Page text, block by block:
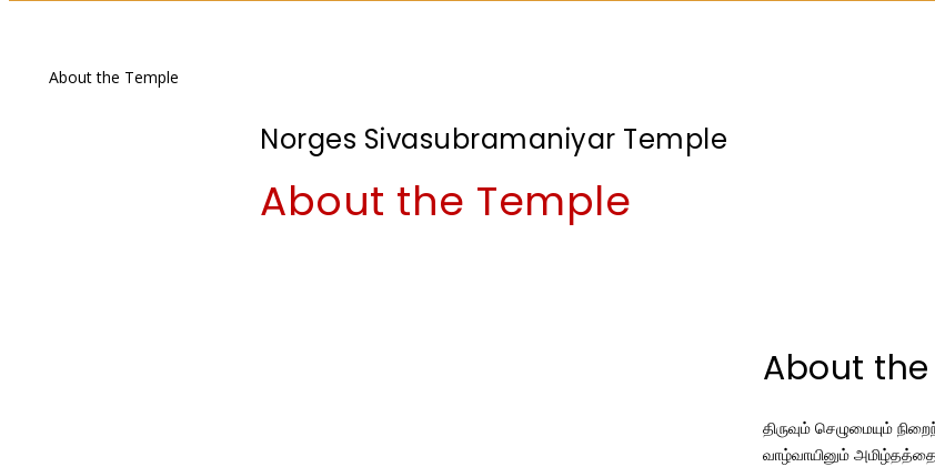
About the Temple
Norges Sivasubramaniyar Temple
About the Temple
About
திருவும் செழுமையும்
வாழ்வாயினும்